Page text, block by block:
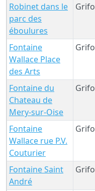
Robinet dans le
parc des
éboulures
Grifo
Fontaine
Wallace Place
des Arts
Grifo
Fontaine du
Chateau de
Mery-sur-Oise
Grifo
Fontaine
Wallace rue P.V.
Couturier
Grifo
Fontaine Saint
André
Grifo